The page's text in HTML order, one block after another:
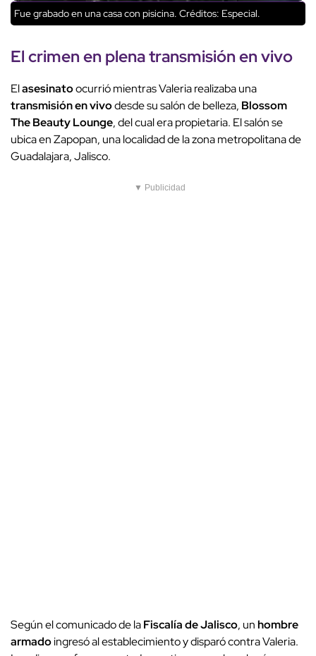
Fue grabado en una casa con pisicina. Créditos: Especial.
El crimen en plenatransmisión en vivo
Elasesinatoocurrió mientras Valeria realizaba una
transmisión en vivodesde su salón de belleza, Blossom
The Beauty Lounge, del cual era propietaria. El salón se
ubica en Zapopan, una localidad de la zona metropolitana de
Guadalajara, Jalisco.
▼ Publicidad
Según el comunicado de laFiscalía de Jalisco, unhombre
armadoingresó al establecimiento y disparó contra Valeria.